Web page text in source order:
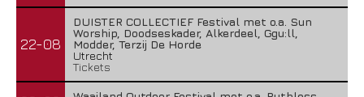
22-08
DUISTER COLLECTIEF Festival met o.a. Sun
Worship, Doodseskader, Alkerdeel, Ggu:ll,
Modder, Terzij De Horde
Utrecht
Tickets